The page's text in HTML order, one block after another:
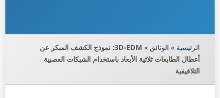
الرئيسية » الوثائق »
3D-EDM: نموذج الكشف المبكر عن
أعطال الطابعات ثلاثية الأبعاد باستخدام الشبكات العصبية
التلافيفية